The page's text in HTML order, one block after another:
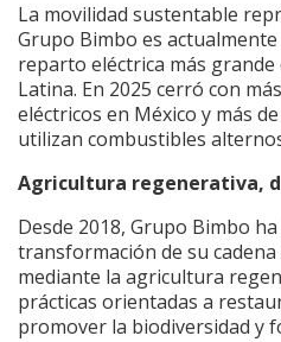
La movilidad sustentable
Grupo Bimbo es
reparto eléctrica más grande
Latina. En 2025 cerró con
eléctricos en México y más
utilizan combustibles
Agricultura regenerativa,
Desde 2018, Grupo Bimbo
transformación de su
mediante la agricultura
prácticas orientadas a
promover la biodiversidad y